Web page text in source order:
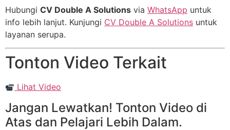
Hubungi CV Double A Solutions via WhatsApp untuk
info lebih lanjut. Kunjungi CV Double A Solutions untuk
layanan serupa.
Tonton Video Terkait
Lihat Video
Jangan Lewatkan! Tonton Video di
Atas dan Pelajari Lebih Dalam.